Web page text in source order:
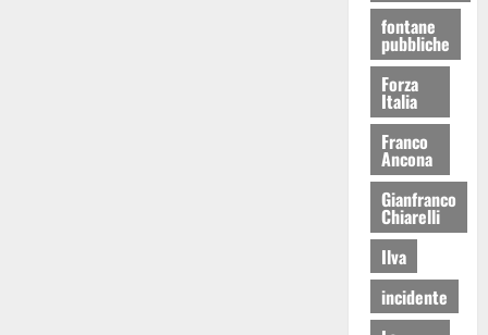
fontane
pubbliche
Forza
Italia
Franco
Ancona
Gianfranco
Chiarelli
Ilva
incidente